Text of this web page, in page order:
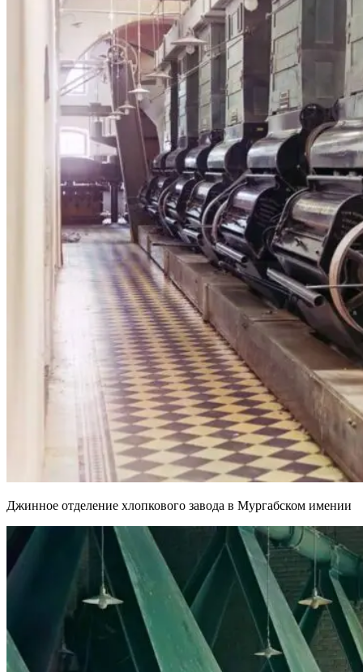
Джинное отделение хлопкового завода в Мургабском имении